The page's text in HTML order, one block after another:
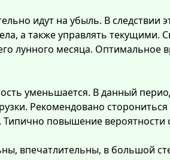
идут на убыль. В следствии
а также управлять текущими.
лунного месяца. Оптимальное
уменьшается. В данный
Рекомендовано сторониться
повышение вероятности
впечатлительны, в большой